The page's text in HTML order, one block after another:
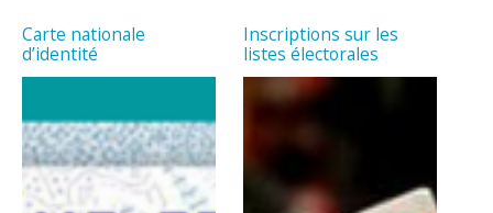
Carte nationale
d’identité
Inscriptions sur les
listes électorales